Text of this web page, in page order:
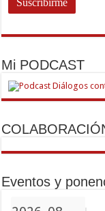
Mi PODCAST
Eventos y